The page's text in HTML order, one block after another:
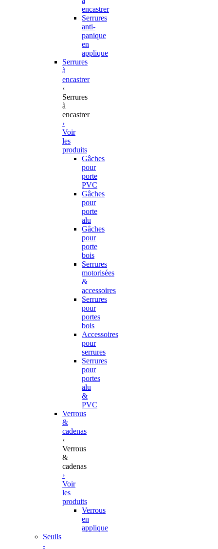
encastrer
Serrures
anti-
panique
en
applique
Serrures
à
encastrer
‹
Serrures
à
encastrer
›
Voir
les
produits
Gâches
pour
porte
PVC
Gâches
pour
porte
alu
Gâches
pour
porte
bois
Serrures
motorisées
&
accessoires
Serrures
pour
portes
bois
Accessoires
pour
serrures
Serrures
pour
portes
alu
&
PVC
Verrous
&
cadenas
‹
Verrous
&
cadenas
›
Voir
les
produits
Verrous
en
applique
Seuils
-